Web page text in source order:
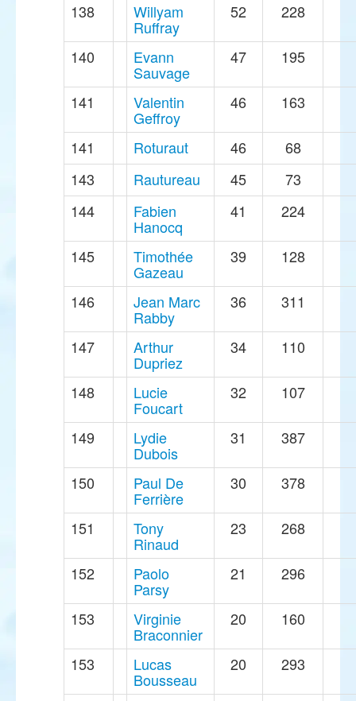
138 Willyam
Ruffray
52 228
140 Evann
Sauvage
47 195
141 Valentin
Geffroy
46 163
141 Roturaut 46
68
143
Rautureau 45
73
144
Fabien
Hanocq
41 224
145 Timothée
Gazeau
39 128
146 Jean Marc
Rabby
36 311
147 Arthur
Dupriez
34 110
148 Lucie
Foucart
32 107
149 Lydie
Dubois
31 387
150 Paul De
Ferrière
30 378
151 Tony
Rinaud
23 268
152 Paolo
Parsy
21 296
153 Virginie
Braconnier
20 160
153 Lucas
Bousseau
20 293